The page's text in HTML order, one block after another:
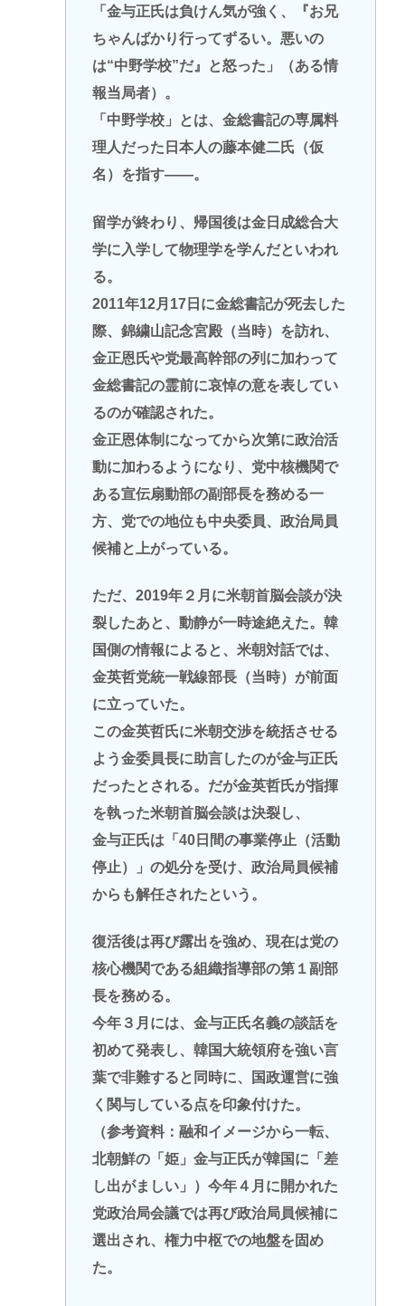
「金与正氏は負けん気が強く、『お兄
ちゃんばかり行ってずるい。悪いの
は“中野学校”だ』と怒った」（ある情
報当局者）。
「中野学校」とは、金総書記の専属料
理人だった日本人の藤本健二氏（仮
名）を指す――。
留学が終わり、帰国後は金日成総合大
学に入学して物理学を学んだといわれ
る。
2011年12月17日に金総書記が死去した
際、錦繍山記念宮殿（当時）を訪れ、
金正恩氏や党最高幹部の列に加わって
金総書記の霊前に哀悼の意を表してい
るのが確認された。
金正恩体制になってから次第に政治活
動に加わるようになり、党中核機関で
ある宣伝扇動部の副部長を務める一
方、党での地位も中央委員、政治局員
候補と上がっている。
ただ、2019年２月に米朝首脳会談が決
裂したあと、動静が一時途絶えた。韓
国側の情報によると、米朝対話では、
金英哲党統一戦線部長（当時）が前面
に立っていた。
この金英哲氏に米朝交渉を統括させる
よう金委員長に助言したのが金与正氏
だったとされる。だが金英哲氏が指揮
を執った米朝首脳会談は決裂し、
金与正氏は「40日間の事業停止（活動
停止）」の処分を受け、政治局員候補
からも解任されたという。
復活後は再び露出を強め、現在は党の
核心機関である組織指導部の第１副部
長を務める。
今年３月には、金与正氏名義の談話を
初めて発表し、韓国大統領府を強い言
葉で非難すると同時に、国政運営に強
く関与している点を印象付けた。
（参考資料：融和イメージから一転、
北朝鮮の「姫」金与正氏が韓国に「差
し出がましい」）今年４月に開かれた
党政治局会議では再び政治局員候補に
選出され、権力中枢での地盤を固め
た。